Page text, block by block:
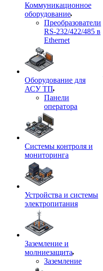
Коммуникационное
оборудование
Преобразователи
RS-232/422/485 в
Ethernet
Оборудование для
АСУ ТП
Панели
оператора
Системы контроля и
мониторинга
Устройства и системы
электропитания
Заземление и
молниезащита
Заземление